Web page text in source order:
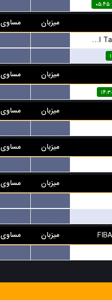
۰۵:۴۵
میزبان مساوی
National Taiwan Sport University
میزبان مساوی
میزبان مساوی
میزبان مساوی
میزبان مساوی
میزبان مساوی